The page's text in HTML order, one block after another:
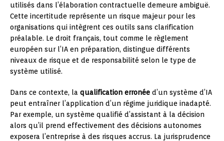
utilisés dans l’élaboration contractuelle demeure ambiguë.
Cette incertitude représente un risque majeur pour les
organisations qui intègrent ces outils sans clarification
préalable. Le droit français, tout comme le règlement
européen sur l’IA en préparation, distingue différents
niveaux de risque et de responsabilité selon le type de
système utilisé.
Dans ce contexte, la qualification erronée d’un système d’IA
peut entraîner l’application d’un régime juridique inadapté.
Par exemple, un système qualifié d’assistant à la décision
alors qu’il prend effectivement des décisions autonomes
exposera l’entreprise à des risques accrus. La jurisprudence